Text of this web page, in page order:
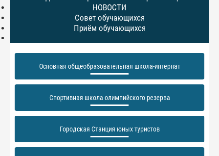
НОВОСТИ
Совет обучающихся
Приём обучающихся
Основная общеобразовательная школа-интернат
Спортивная школа олимпийского резерва
Городская Станция юных туристов